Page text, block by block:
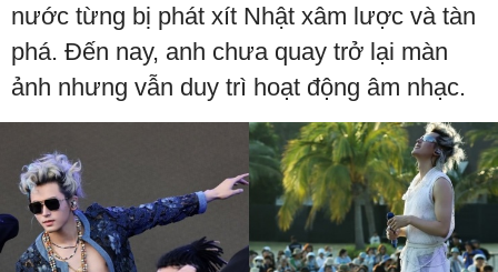
nước từng bị phát xít Nhật xâm lược và tàn
phá. Đến nay, anh chưa quay trở lại màn
ảnh nhưng vẫn duy trì hoạt động âm nhạc.